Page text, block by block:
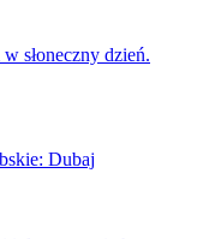
Dubaj